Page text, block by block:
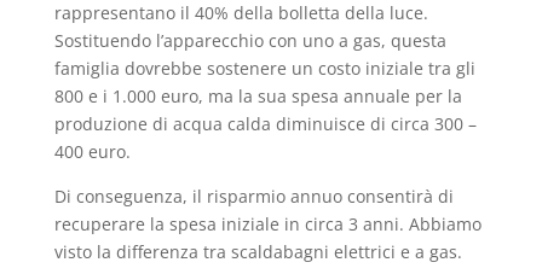
rappresentano il 40% della bolletta della luce.
Sostituendo l’apparecchio con uno a gas, questa
famiglia dovrebbe sostenere un costo iniziale tra gli
800 e i 1.000 euro, ma la sua spesa annuale per la
produzione di acqua calda diminuisce di circa 300 –
400 euro.
Di conseguenza, il risparmio annuo consentirà di
recuperare la spesa iniziale in circa 3 anni. Abbiamo
visto la differenza tra scaldabagni elettrici e a gas.